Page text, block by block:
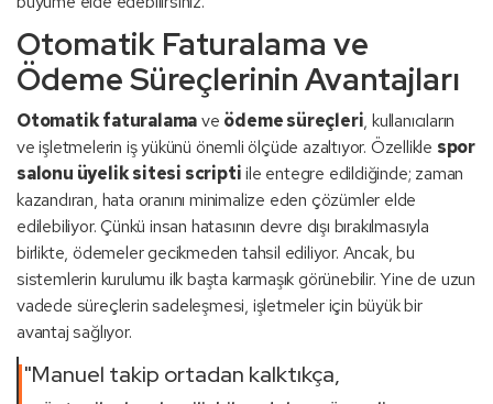
Otomatik Faturalama ve
Ödeme Süreçlerinin Avantajları
Otomatik faturalamave ödeme süreçleri, kullanıcıların
ve işletmelerin iş yükünü önemli ölçüde azaltıyor. Özellikle spor
salonu üyelik sitesi scriptiile entegre edildiğinde; zaman
kazandıran, hata oranını minimalize eden çözümler elde
edilebiliyor. Çünkü insan hatasının devre dışı bırakılmasıyla
birlikte, ödemeler gecikmeden tahsil ediliyor. Ancak, bu
sistemlerin kurulumu ilk başta karmaşık görünebilir. Yine de uzun
vadede süreçlerin sadeleşmesi, işletmeler için büyük bir
avantaj sağlıyor.
"Manuel takip ortadan kalktıkça,